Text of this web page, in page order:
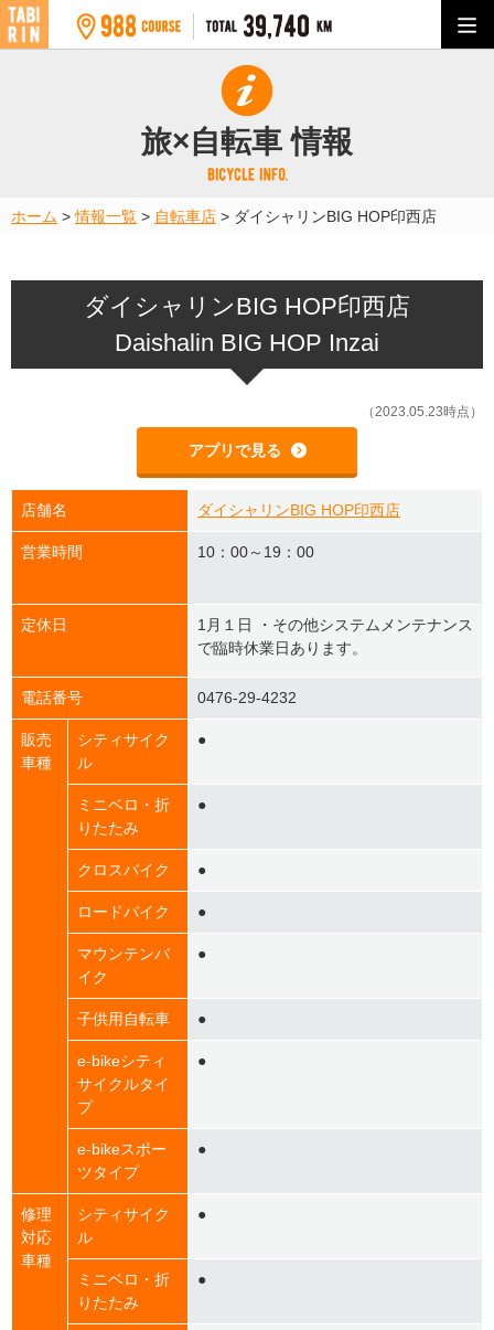
旅×自転車 情報
ホーム >情報一覧 > 自転車店 > ダイシャリンBIG HOP印西店
ダイシャリンBIG HOP印西店
Daishalin BIG HOP Inzai
（2023.05.23時点）
アプリで見る
店舗名 ダイシャリンBIG HOP印西店
営業時間 10：00～19：00
定休日
1月１日 ・その他システムメンテナンス
で臨時休業日あります。
電話番号 0476-29-4232
販売
車種
シティサイク
ル
●
ミニベロ・折
りたたみ
●
クロスバイク ●
ロードバイク ●
マウンテンバ
イク
●
子供用自転車 ●
e-bikeシティ
サイクルタイ
プ
●
e-bikeスポー
ツタイプ
●
修理
対応
車種
シティサイク
ル
●
ミニベロ・折
りたたみ
●